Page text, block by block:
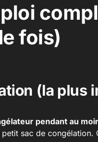
fois)
(la plus
pendant au
sac de congélation.